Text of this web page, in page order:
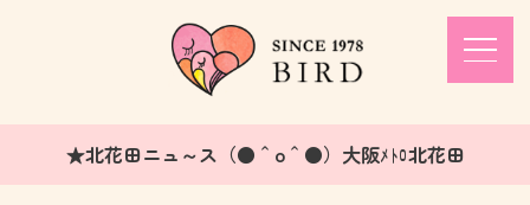
★北花田ニュ～ス（●＾o＾●）大阪ﾒﾄﾛ北花田